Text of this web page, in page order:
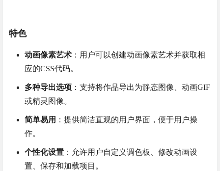
特色
动画像素艺术 ：用户可以创建动画像素艺术并获取相
应的CSS代码。
多种导出选项 ：支持将作品导出为静态图像、动画GIF
或精灵图像。
简单易用 ：提供简洁直观的用户界面，便于用户操
作。
个性化设置 ：允许用户自定义调色板、修改动画设
置、保存和加载项目。